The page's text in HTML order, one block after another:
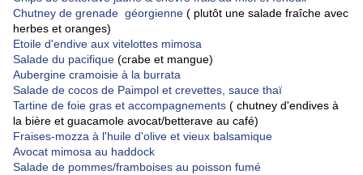
Chutney de grenade géorgienne ( plutôt une salade fraîche avec
herbes et oranges)
Etoile d'endive aux vitelottes mimosa
Salade du pacifique (crabe et mangue)
Aubergine cramoisie à la burrata
Salade de cocos de Paimpol et crevettes, sauce thaï
Tartine de foie gras et accompagnements ( chutney d'endives à
la bière et guacamole avocat/betterave au café)
Fraises-mozza à l'huile d'olive et vieux balsamique
Avocat mimosa au haddock
Salade de pommes/framboises au poisson fumé